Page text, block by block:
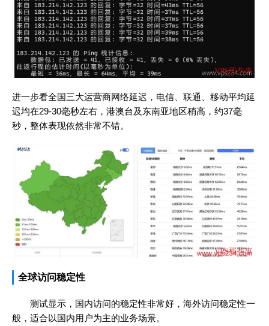
进一步看全国三大运营商网络延迟，电信、联通、移动平均延
迟均在29-30毫秒左右，港澳台及东南亚地区稍高，约37毫
秒，整体表现依然非常不错。
全球访问稳定性
测试显示，国内访问的稳定性非常好，海外访问稳定性一
般，适合以国内用户为主的业务场景。